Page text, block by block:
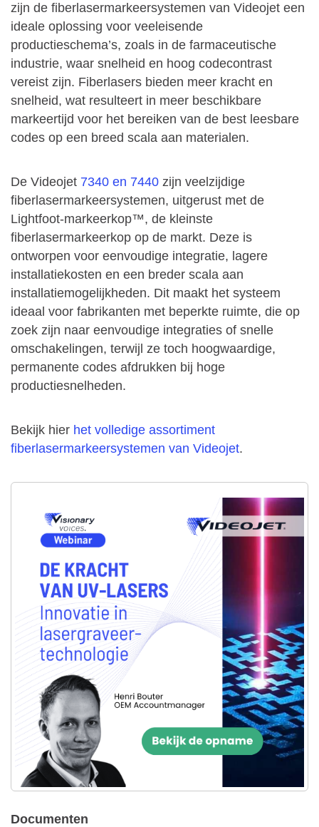
zijn de fiberlasermarkeersystemen van Videojet een
ideale oplossing voor veeleisende
productieschema’s, zoals in de farmaceutische
industrie, waar snelheid en hoog codecontrast
vereist zijn. Fiberlasers bieden meer kracht en
snelheid, wat resulteert in meer beschikbare
markeertijd voor het bereiken van de best leesbare
codes op een breed scala aan materialen.
De Videojet 7340 en 7440 zijn veelzijdige
fiberlasermarkeersystemen, uitgerust met de
Lightfoot-markeerkop™, de kleinste
fiberlasermarkeerkop op de markt. Deze is
ontworpen voor eenvoudige integratie, lagere
installatiekosten en een breder scala aan
installatiemogelijkheden. Dit maakt het systeem
ideaal voor fabrikanten met beperkte ruimte, die op
zoek zijn naar eenvoudige integraties of snelle
omschakelingen, terwijl ze toch hoogwaardige,
permanente codes afdrukken bij hoge
productiesnelheden.
Bekijk hier het volledige assortiment
fiberlasermarkeersystemen van Videojet.
Documenten